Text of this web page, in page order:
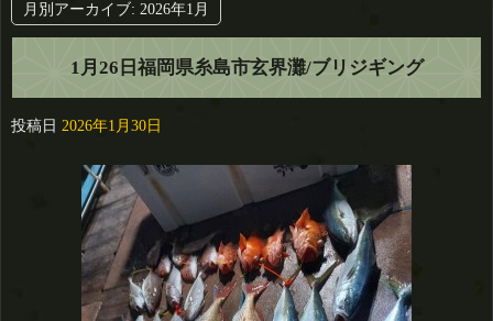
月別アーカイブ: 2026年1月
1月26日福岡県糸島市玄界灘/ブリジギング
投稿日 2026年1月30日